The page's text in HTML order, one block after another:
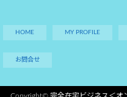
を
HOME MY PROFILE
お問合せ